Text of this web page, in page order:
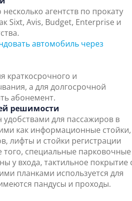
агентств по прокату
Sixt, Avis, Budget, Enterprise и
автомобиль через
краткосрочного и
а для долгосрочной
абонемент.
решимости
для пассажиров в
как информационные стойки,
лифты и стойки регистрации
специальные парковочные
у входа, тактильное покрытие
планками используется для
пандусы и проходы.